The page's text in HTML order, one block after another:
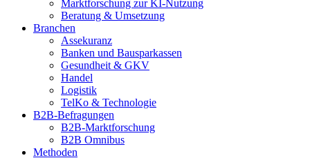
Marktforschung zur KI-Nutzung
Beratung & Umsetzung
Branchen
Assekuranz
Banken und Bausparkassen
Gesundheit & GKV
Handel
Logistik
TelKo & Technologie
B2B-Befragungen
B2B-Marktforschung
B2B Omnibus
Methoden